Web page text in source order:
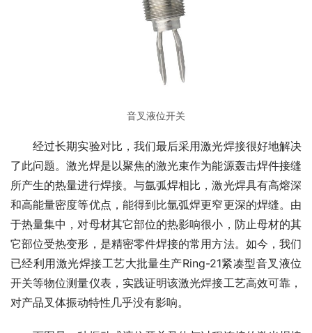
音叉液位开关
经过长期实验对比，我们最后采用激光焊接很好地解决
了此问题。激光焊是以聚焦的激光束作为能源轰击焊件接缝
所产生的热量进行焊接。与氩弧焊相比，激光焊具有高熔深
和高能量密度等优点，能得到比氩弧焊更窄更深的焊缝。由
于热量集中，对母材其它部位的热影响很小，防止母材的其
它部位受热变形，是精密零件焊接的常用方法。如今，我们
已经利用激光焊接工艺大批量生产Ring-21紧凑型音叉液位
开关等物位测量仪表，实践证明该激光焊接工艺高效可靠，
对产品叉体振动特性几乎没有影响。